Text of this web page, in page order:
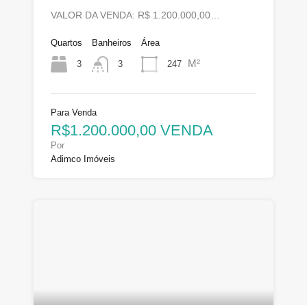
VALOR DA VENDA: R$ 1.200.000,00…
Quartos
3
Banheiros
3
Área
247 M²
Para Venda
R$1.200.000,00 VENDA
Por
Adimco Imóveis